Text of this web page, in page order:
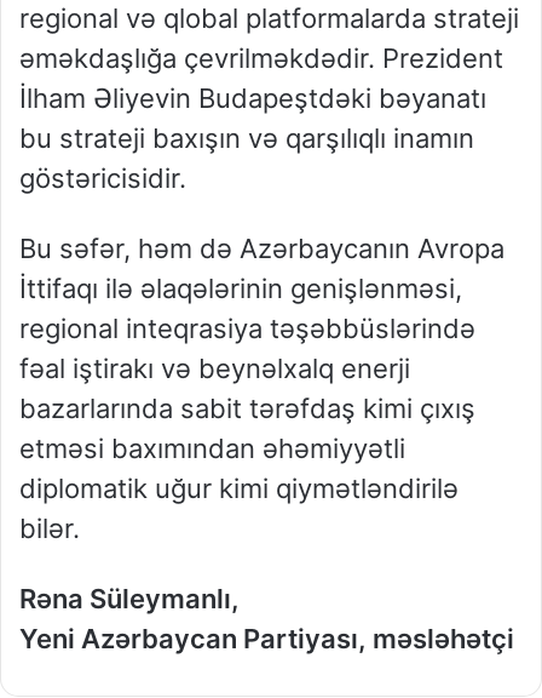
regional və qlobal platformalarda strateji
əməkdaşlığa çevrilməkdədir. Prezident
İlham Əliyevin Budapeştdəki bəyanatı
bu strateji baxışın və qarşılıqlı inamın
göstəricisidir.
Bu səfər, həm də Azərbaycanın Avropa
İttifaqı ilə əlaqələrinin genişlənməsi,
regional inteqrasiya təşəbbüslərində
fəal iştirakı və beynəlxalq enerji
bazarlarında sabit tərəfdaş kimi çıxış
etməsi baxımından əhəmiyyətli
diplomatik uğur kimi qiymətləndirilə
bilər.
Rəna Süleymanlı,
Yeni Azərbaycan Partiyası, məsləhətçi